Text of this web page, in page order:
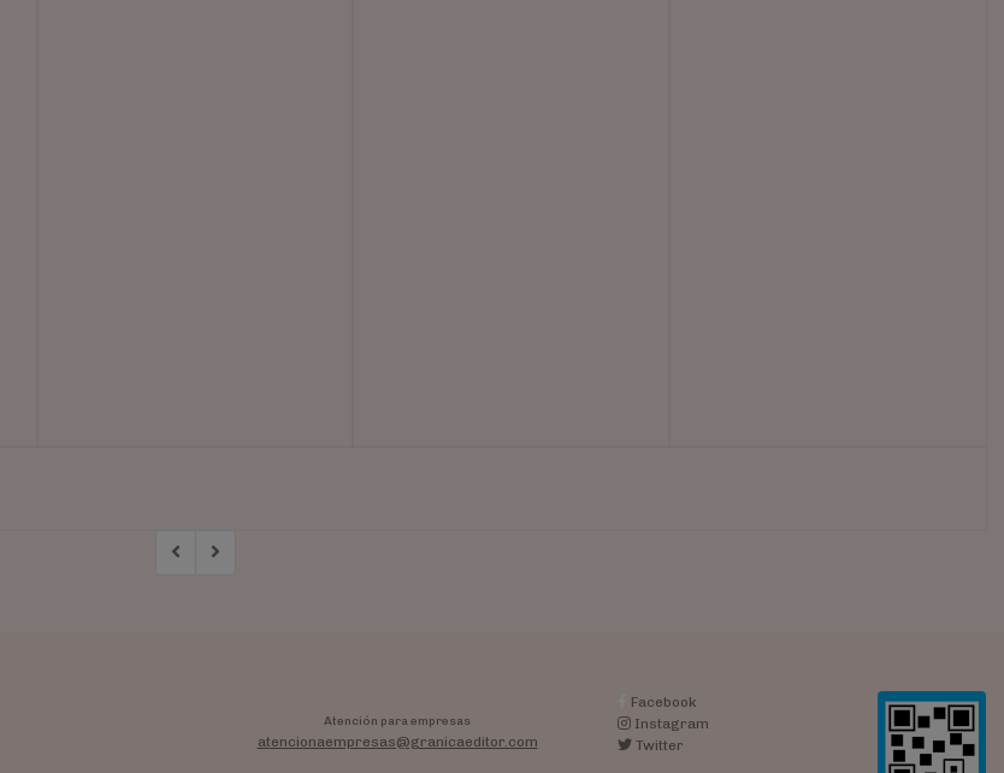
Atención para empresas
atencionaempresas@granicaeditor.com
Facebook
Instagram
Twitter